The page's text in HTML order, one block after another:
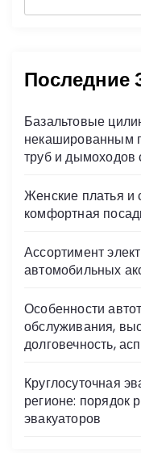
Последние
Базальтовые
некашированным
труб и дымоходов
Женские платья и
комфортная
Ассортимент
автомобильных
Особенности
обслуживания,
долговечность,
Круглосуточная
регионе: порядок
эвакуаторов